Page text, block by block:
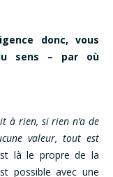
donc, vous
sens – par où
à rien, si rien n’a de
valeur, tout est
là le propre de la
possible avec une